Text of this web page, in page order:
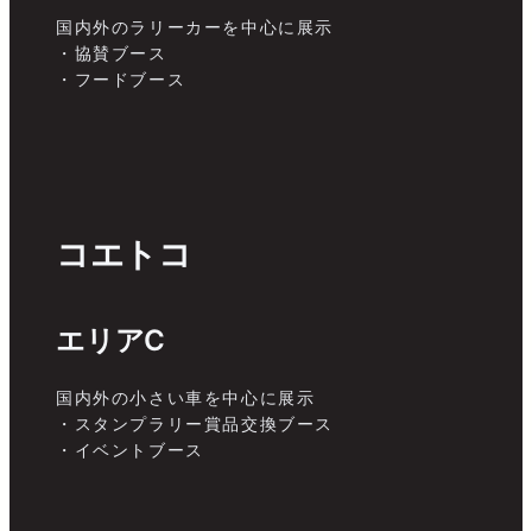
国内外のラリーカーを中心に展示
・協賛ブース
・フードブース
コエトコ
エリアC
国内外の小さい車を中心に展示
・スタンプラリー賞品交換ブース
・イベントブース